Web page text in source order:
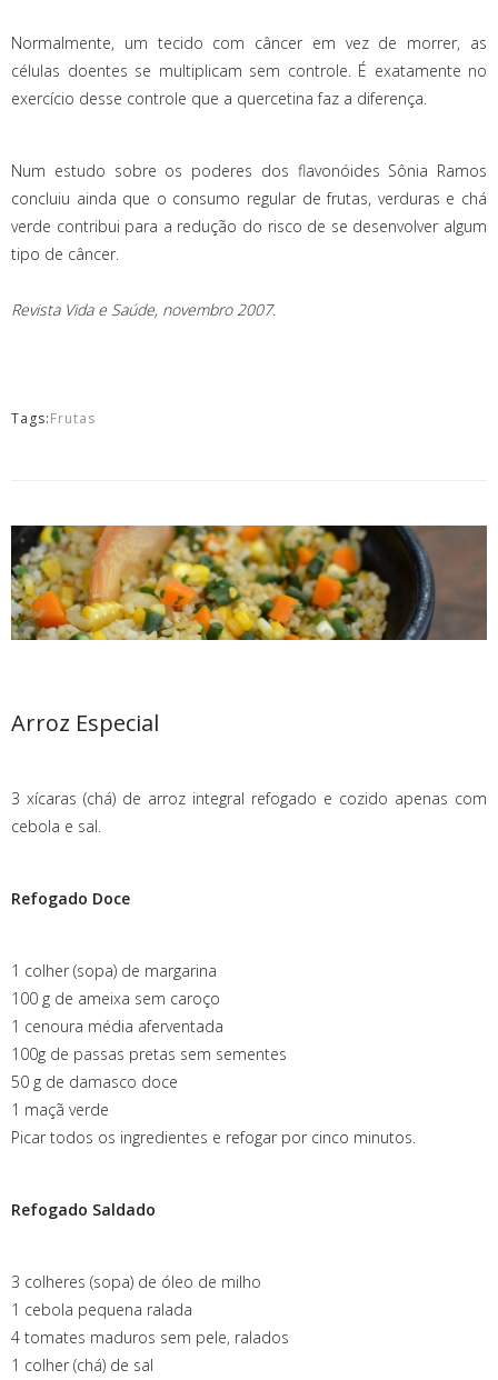
Normalmente, um tecido com câncer em vez de morrer, as
células doentes se multiplicam sem controle. É exatamente no
exercício desse controle que a quercetina faz a diferença.
Num estudo sobre os poderes dos flavonóides Sônia Ramos
concluiu ainda que o consumo regular de frutas, verduras e chá
verde contribui para a redução do risco de se desenvolver algum
tipo de câncer.
Revista Vida e Saúde, novembro 2007.
Tags:Frutas
Arroz Especial
3 xícaras (chá) de arroz integral refogado e cozido apenas com
cebola e sal.
Refogado Doce
1 colher (sopa) de margarina
100 g de ameixa sem caroço
1 cenoura média aferventada
100g de passas pretas sem sementes
50 g de damasco doce
1 maçã verde
Picar todos os ingredientes e refogar por cinco minutos.
Refogado Saldado
3 colheres (sopa) de óleo de milho
1 cebola pequena ralada
4 tomates maduros sem pele, ralados
1 colher (chá) de sal